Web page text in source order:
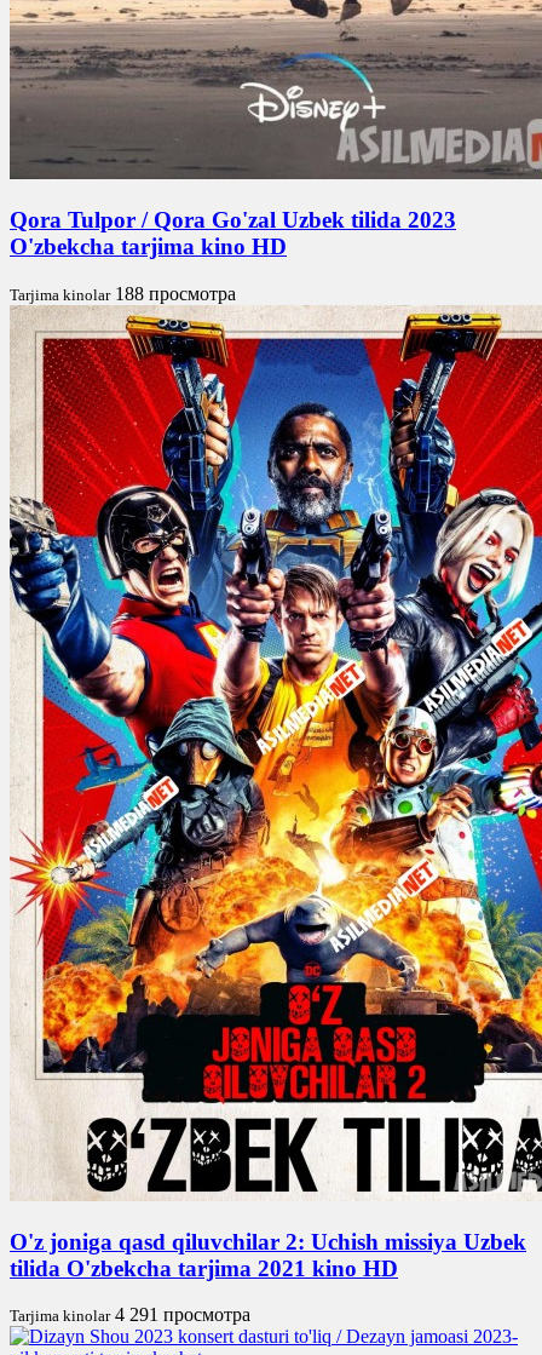
Qora Tulpor / Qora Go'zal Uzbek tilida 2023
O'zbekcha tarjima kino HD
Tarjima kinolar 188 просмотра
O'z joniga qasd qiluvchilar 2: Uchish missiya Uzbek
tilida O'zbekcha tarjima 2021 kino HD
Tarjima kinolar 4 291 просмотра